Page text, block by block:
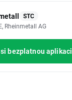
STC
Rheinmetall AG
bezplatnou aplikaci